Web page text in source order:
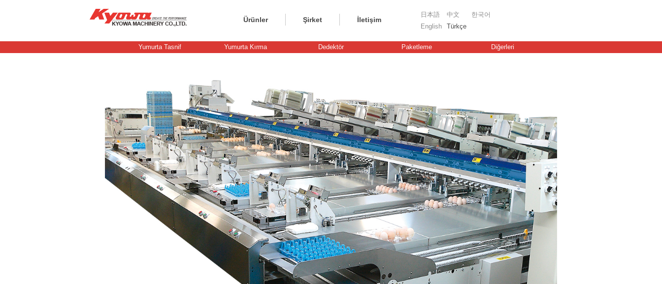
Ürünler Şirket İletişim
日本語 中文
한국어
English
Türkçe
Yumurta Tasnif Yumurta Kırma Dedektör Paketleme Diğerleri